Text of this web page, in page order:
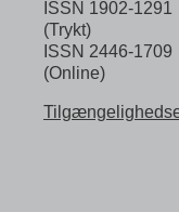
ISSN 1902-1291
(Trykt)
ISSN 2446-1709
(Online)